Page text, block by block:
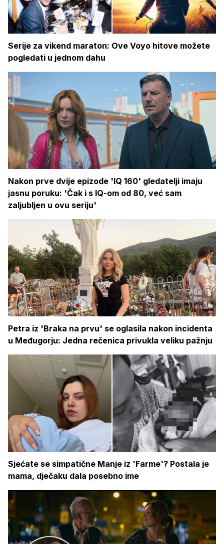
Serije za vikend maraton: Ove Voyo hitove možete
pogledati u jednom dahu
Nakon prve dvije epizode 'IQ 160' gledatelji imaju
jasnu poruku: 'Čak i s IQ-om od 80, već sam
zaljubljen u ovu seriju'
Petra iz 'Braka na prvu' se oglasila nakon incidenta
u Međugorju: Jedna rečenica privukla veliku pažnju
Sjećate se simpatične Manje iz 'Farme'? Postala je
mama, dječaku dala posebno ime